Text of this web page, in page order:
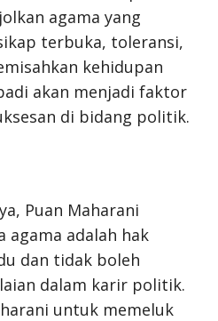
agama yang
terbuka, toleransi,
kehidupan
akan menjadi faktor
di bidang politik.
Puan Maharani
agama adalah hak
dan tidak boleh
dalam karir politik.
untuk memeluk